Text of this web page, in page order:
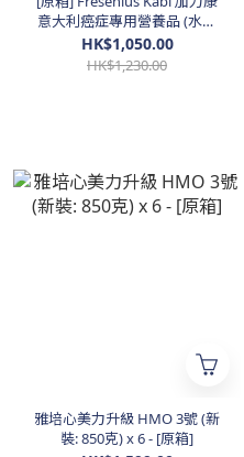
意大利癌症專用營養品 (水果
味/咖啡味/菠蘿椰子味) (24支)
HK$1,050.00
HK$1,230.00
雅培心美力升級 HMO 3號 (新
裝: 850克) x 6 - [原箱]